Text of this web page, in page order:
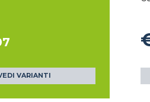
VARIANTI